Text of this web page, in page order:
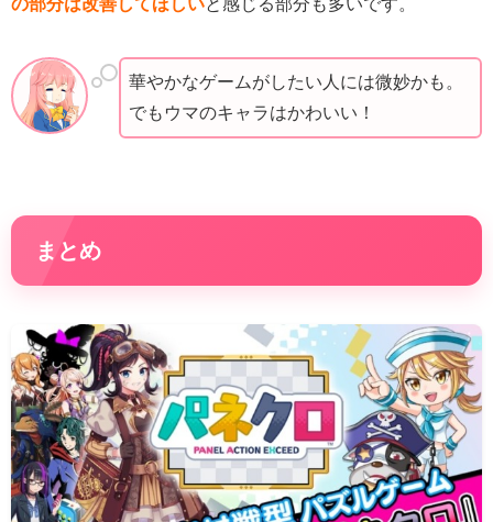
華やかなゲームがしたい人には微妙かも。
でもウマのキャラはかわいい！
まとめ